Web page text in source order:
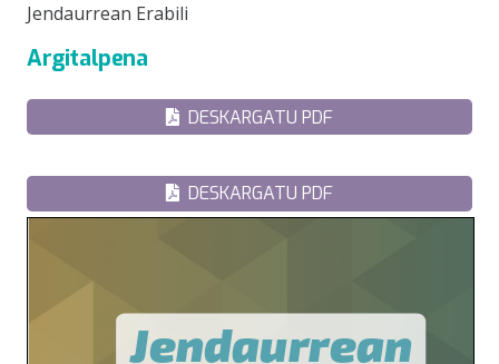
Jendaurrean Erabili
Argitalpena
DESKARGATU PDF
DESKARGATU PDF